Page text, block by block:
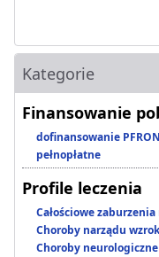
Kategorie
Finansowanie
dofinansowanie
pełnopłatne
Profile leczenia
Całościowe
Choroby narządu
Choroby neurologiczne